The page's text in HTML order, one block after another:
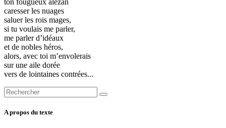
ton fougueux alezan
caresser les nuages
saluer les rois mages,
si tu voulais me parler,
me parler d’idéaux
et de nobles héros,
alors, avec toi m’envolerais
sur une aile dorée
vers de lointaines contrées...
A propos du texte